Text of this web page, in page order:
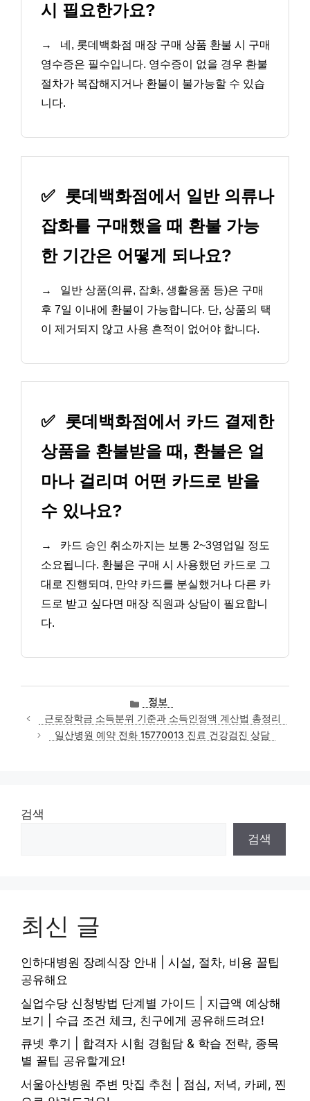
시 필요한가요?
→
네, 롯데백화점 매장 구매 상품 환불 시 구매
영수증은 필수입니다. 영수증이 없을 경우 환불
절차가 복잡해지거나 환불이 불가능할 수 있습
니다.
✅ 롯데백화점에서 일반 의류나
잡화를 구매했을 때 환불 가능
한 기간은 어떻게 되나요?
→
일반 상품(의류, 잡화, 생활용품 등)은 구매
후 7일 이내에 환불이 가능합니다. 단, 상품의 택
이 제거되지 않고 사용 흔적이 없어야 합니다.
✅ 롯데백화점에서 카드 결제한
상품을 환불받을 때, 환불은 얼
마나 걸리며 어떤 카드로 받을
수 있나요?
→
카드 승인 취소까지는 보통 2~3영업일 정도
소요됩니다. 환불은 구매 시 사용했던 카드로 그
대로 진행되며, 만약 카드를 분실했거나 다른 카
드로 받고 싶다면 매장 직원과 상담이 필요합니
다.
카
테
고
리
정보
근로장학금 소득분위 기준과 소득인정액 계산법 총정리
일산병원 예약 전화 15770013 진료 건강검진 상담
검색
검색
최신 글
인하대병원 장례식장 안내 | 시설, 절차, 비용 꿀팁
공유해요
실업수당 신청방법 단계별 가이드 | 지급액 예상해
보기 | 수급 조건 체크, 친구에게 공유해드려요!
큐넷 후기 | 합격자 시험 경험담 & 학습 전략, 종목
별 꿀팁 공유할게요!
서울아산병원 주변 맛집 추천 | 점심, 저녁, 카페, 찐